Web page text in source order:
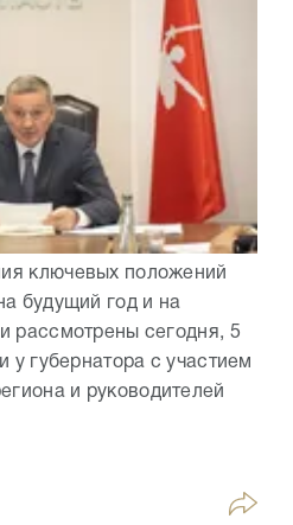
ключевых положений
будущий год и на
рассмотрены сегодня, 5
у губернатора с участием
и руководителей